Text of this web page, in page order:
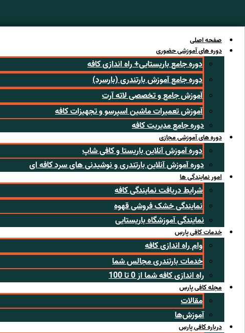
صفحه اصلی
دوره های آموزشی حضوری
دوره جامع باریستایی+ راه اندازی کافه
دوره جامع آموزش بارتندری (بارسرد)
آموزش جامع و تخصصی لاته آرت
آموزش تعمیرات ماشین اسپرسو و تجهیزات کافه
دوره جامع مدیریت کافه
دوره های آموزشی مجازی
دوره آموزش آنلاین باریستا و کافی شاپ
دوره آموزش آنلاین بارتندری و نوشیدنی های سرد کافه ای
امور نمایندگی ها
شرایط دریافت نمایندگی کافه
نمایندگی خشک فروشی قهوه
نمایندگی آموزشگاه باریستایی
خدمات کافی پارس
وام راه اندازی کافه
خدمات بارتندری مجالس شما
راه اندازی کافه شما از 0 تا 100
مجله کافی پارس
مقالات
آموزش‌ها
درباره کافی پارس